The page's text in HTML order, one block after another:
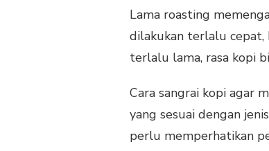
Lama roasting
dilakukan terlalu cepat,
terlalu lama, rasa kopi
Cara sangrai kopi agar
yang sesuai dengan
perlu memperhatikan